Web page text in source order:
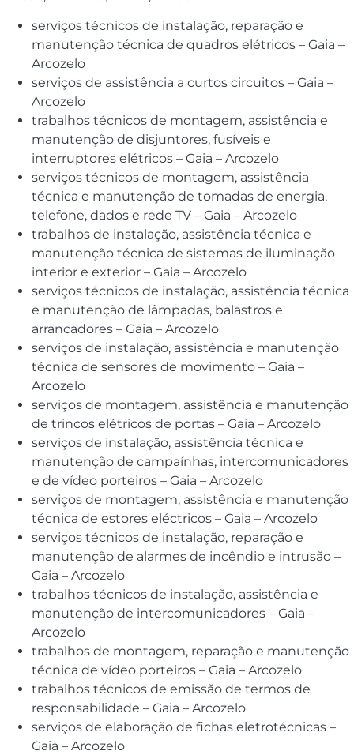
serviços técnicos de instalação, reparação e
manutenção técnica de quadros elétricos – Gaia –
Arcozelo
serviços de assistência a curtos circuitos – Gaia –
Arcozelo
trabalhos técnicos de montagem, assistência e
manutenção de disjuntores, fusíveis e
interruptores elétricos – Gaia – Arcozelo
serviços técnicos de montagem, assistência
técnica e manutenção de tomadas de energia,
telefone, dados e rede TV – Gaia – Arcozelo
trabalhos de instalação, assistência técnica e
manutenção técnica de sistemas de iluminação
interior e exterior – Gaia – Arcozelo
serviços técnicos de instalação, assistência técnica
e manutenção de lâmpadas, balastros e
arrancadores – Gaia – Arcozelo
serviços de instalação, assistência e manutenção
técnica de sensores de movimento – Gaia –
Arcozelo
serviços de montagem, assistência e manutenção
de trincos elétricos de portas – Gaia – Arcozelo
serviços de instalação, assistência técnica e
manutenção de campaínhas, intercomunicadores
e de vídeo porteiros – Gaia – Arcozelo
serviços de montagem, assistência e manutenção
técnica de estores eléctricos – Gaia – Arcozelo
serviços técnicos de instalação, reparação e
manutenção de alarmes de incêndio e intrusão –
Gaia – Arcozelo
trabalhos técnicos de instalação, assistência e
manutenção de intercomunicadores – Gaia –
Arcozelo
trabalhos de montagem, reparação e manutenção
técnica de vídeo porteiros – Gaia – Arcozelo
trabalhos técnicos de emissão de termos de
responsabilidade – Gaia – Arcozelo
serviços de elaboração de fichas eletrotécnicas –
Gaia – Arcozelo